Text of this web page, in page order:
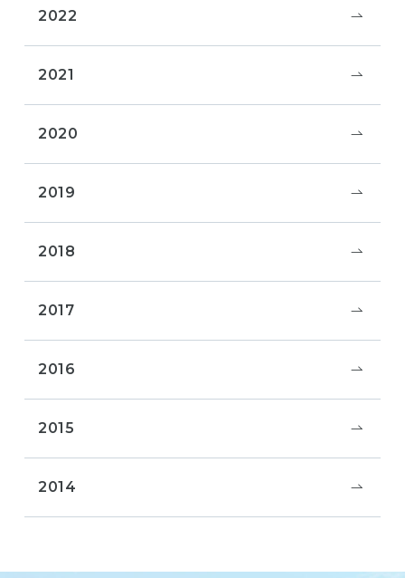
2022
2021
2020
2019
2018
2017
2016
2015
2014